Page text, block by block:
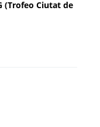
(Trofeo Ciutat de